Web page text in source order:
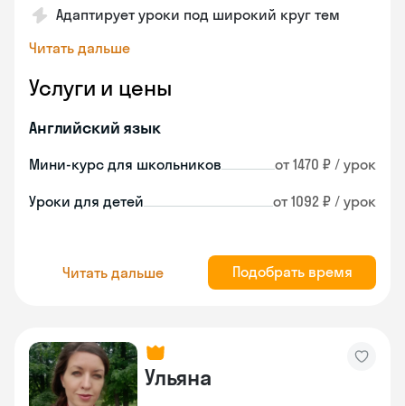
Адаптирует уроки под широкий круг тем
Читать дальше
Услуги и цены
Английский язык
Мини-курс для школьников от 1470 ₽ / урок
Уроки для детей от 1092 ₽ / урок
Читать дальше Подобрать время
Ульяна